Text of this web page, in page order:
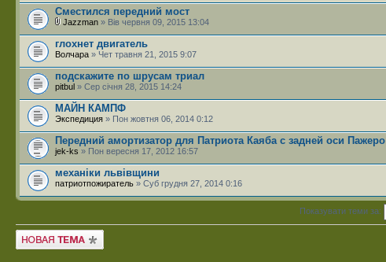
Сместился передний мост
Jazzman » Вів червня 09, 2015 13:04
глохнет двигатель
Волчара » Чет травня 21, 2015 9:07
подскажите по шрусам триал
pitbul » Сер січня 28, 2015 14:24
МАЙН КАМПФ
Экспедиция » Пон жовтня 06, 2014 0:12
Передний амортизатор для Патриота Каяба с задней оси Пажеро
jek-ks » Пон вересня 17, 2012 16:57
механіки львівщини
патриотпожиратель » Суб грудня 27, 2014 0:16
Показувати теми за:
Створити нову тему